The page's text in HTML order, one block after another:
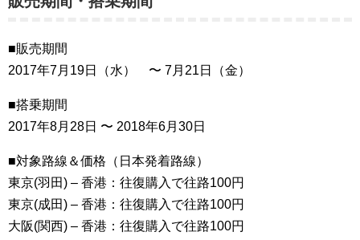
■販売期間
2017年7月19日（水） 〜 7月21日（金）
■搭乗期間
2017年8月28日 〜 2018年6月30日
■対象路線＆価格（日本発着路線）
東京(羽田) – 香港：往復購入で往路100円
東京(成田) – 香港：往復購入で往路100円
大阪(関西) – 香港：往復購入で往路100円